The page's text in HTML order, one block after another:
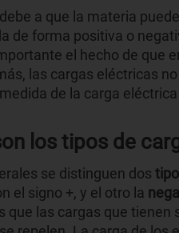
a que la materia
de forma positiva o
el hecho de que
las cargas eléctricas
de la carga
los tipos de
se distinguen dos
el signo +, y el otro la
que las cargas que tienen